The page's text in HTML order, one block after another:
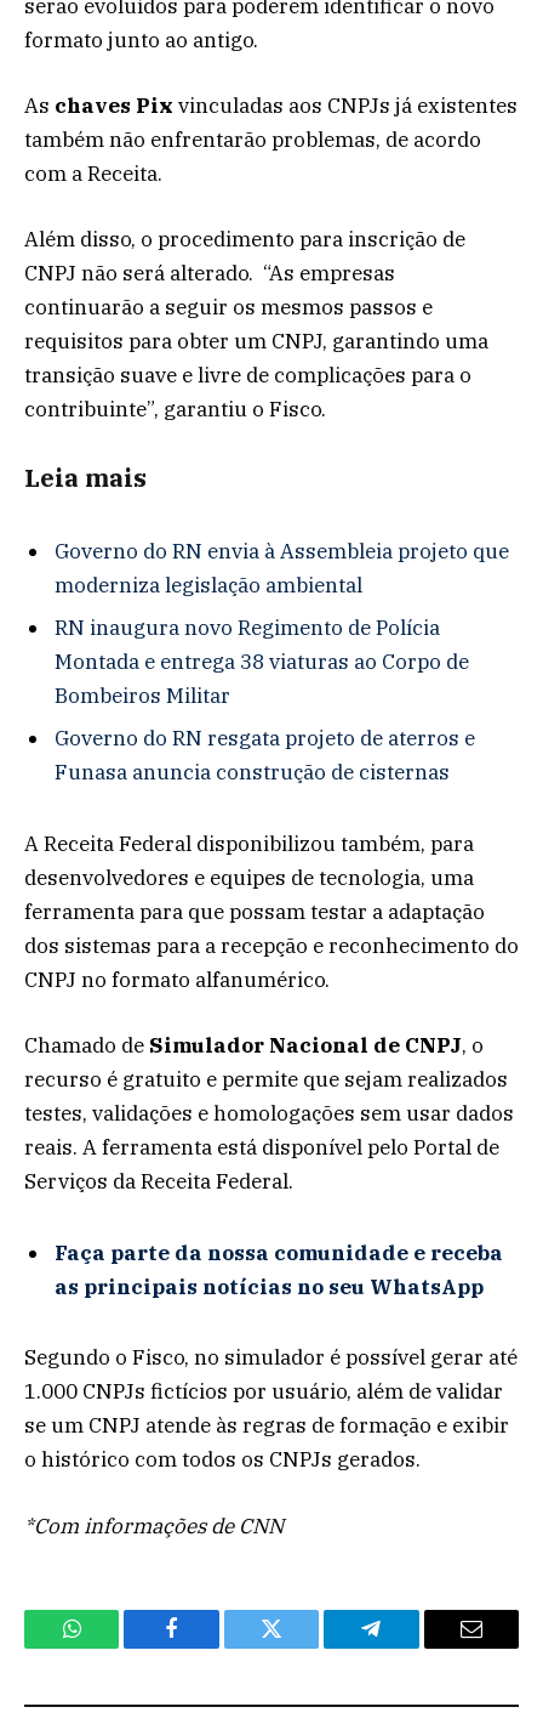
serão evoluídos para poderem identificar o novo
formato junto ao antigo.
As chaves Pix vinculadas aos CNPJs já existentes
também não enfrentarão problemas, de acordo
com a Receita.
Além disso, o procedimento para inscrição de
CNPJ não será alterado. “As empresas
continuarão a seguir os mesmos passos e
requisitos para obter um CNPJ, garantindo uma
transição suave e livre de complicações para o
contribuinte”, garantiu o Fisco.
Leia mais
Governo do RN envia à Assembleia projeto que
moderniza legislação ambiental
RN inaugura novo Regimento de Polícia
Montada e entrega 38 viaturas ao Corpo de
Bombeiros Militar
Governo do RN resgata projeto de aterros e
Funasa anuncia construção de cisternas
A Receita Federal disponibilizou também, para
desenvolvedores e equipes de tecnologia, uma
ferramenta para que possam testar a adaptação
dos sistemas para a recepção e reconhecimento do
CNPJ no formato alfanumérico.
Chamado de Simulador Nacional de CNPJ, o
recurso é gratuito e permite que sejam realizados
testes, validações e homologações sem usar dados
reais. A ferramenta está disponível pelo Portal de
Serviços da Receita Federal.
Faça parte da nossa comunidade e receba
as principais notícias no seu WhatsApp
Segundo o Fisco, no simulador é possível gerar até
1.000 CNPJs fictícios por usuário, além de validar
se um CNPJ atende às regras de formação e exibir
o histórico com todos os CNPJs gerados.
*Com informações de CNN
WhatsApp Facebook Twitter Telegram Email